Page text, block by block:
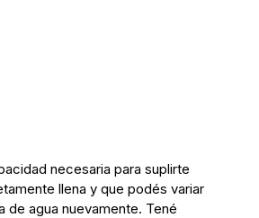
necesaria para suplirte
llena y que podés variar
de agua nuevamente. Tené